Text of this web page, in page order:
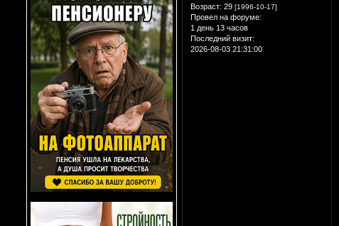
Возраст: 29 [1996-10-17]
Провел на форуме:
1 день 13 часов
Последний визит:
2026-08-03 21:31:00